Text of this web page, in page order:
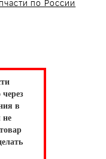
по России
в
не